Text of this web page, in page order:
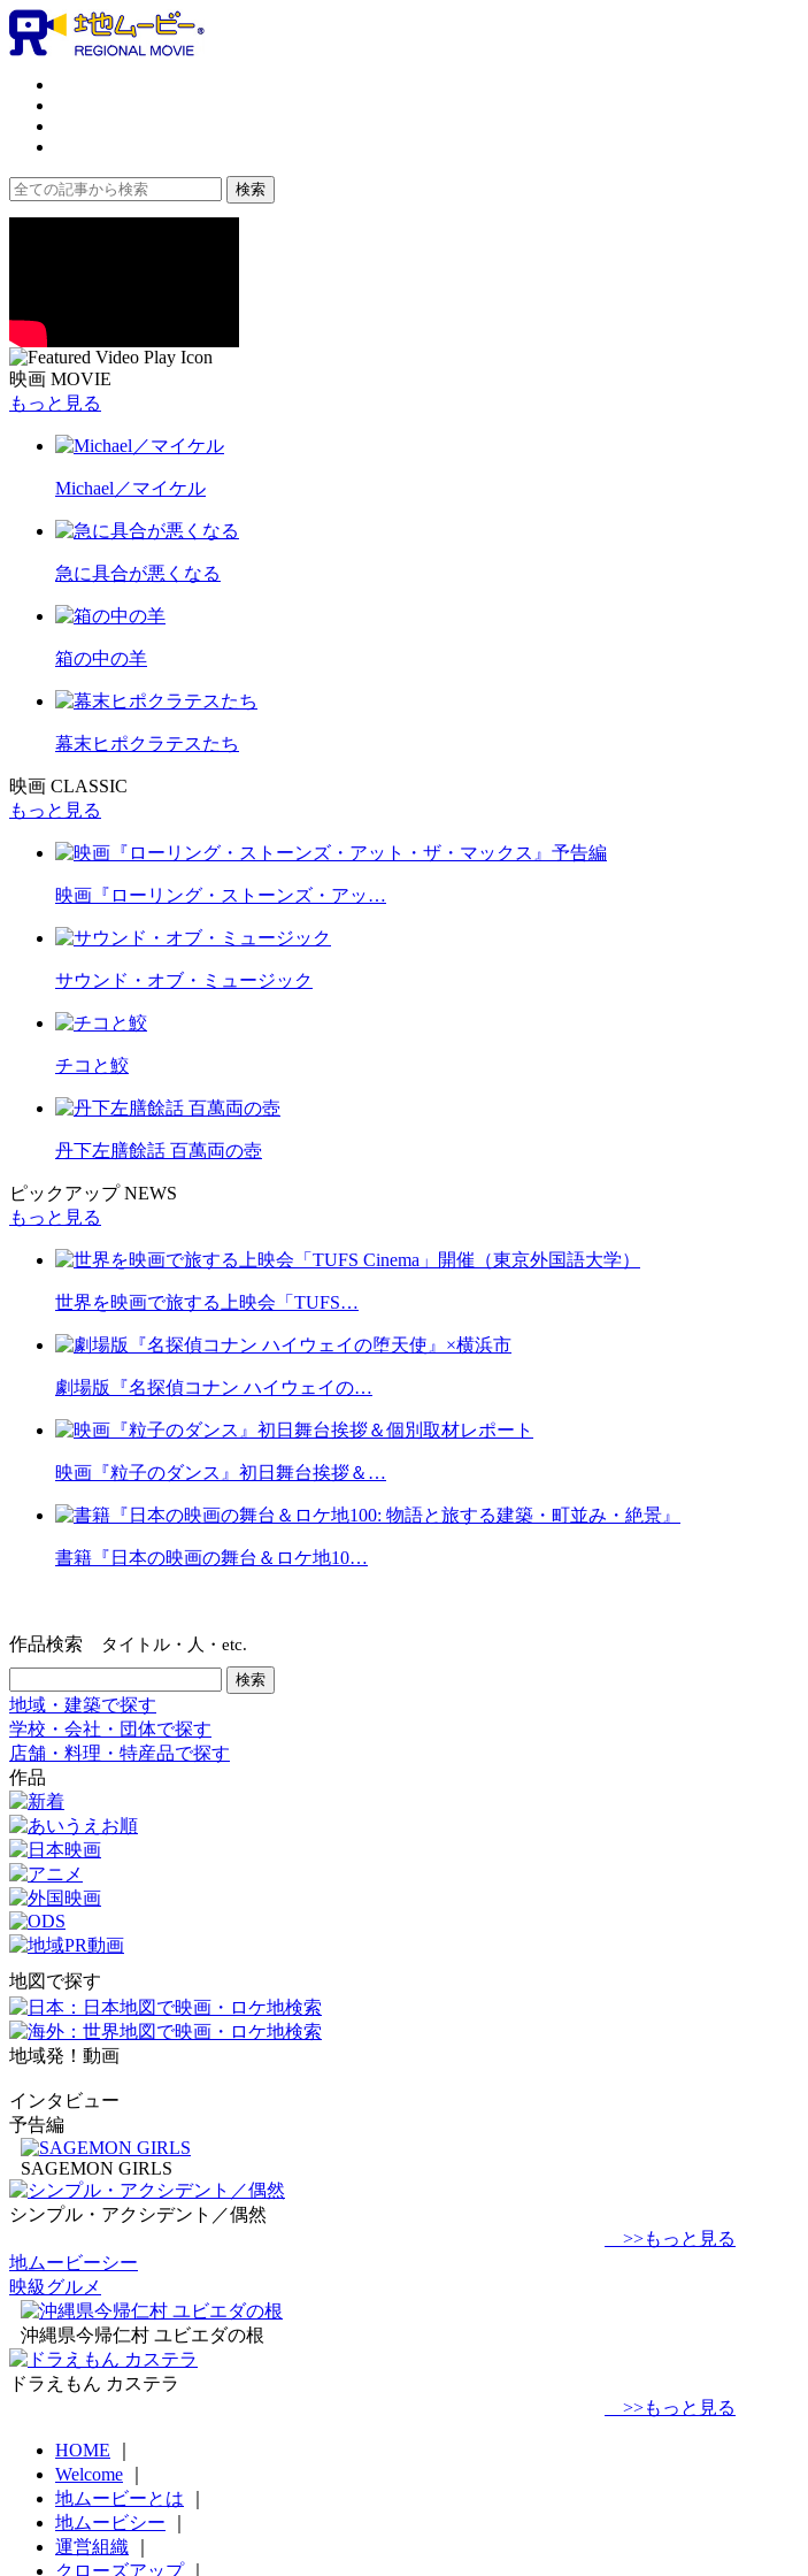
映画 MOVIE
もっと見る
Michael／マイケル
急に具合が悪くなる
箱の中の羊
幕末ヒポクラテスたち
映画 CLASSIC
もっと見る
映画『ローリング・ストーンズ・アッ…
サウンド・オブ・ミュージック
チコと鮫
丹下左膳餘話 百萬両の壺
ピックアップ NEWS
もっと見る
世界を映画で旅する上映会「TUFS…
劇場版『名探偵コナン ハイウェイの…
映画『粒子のダンス』初日舞台挨拶＆…
書籍『日本の映画の舞台＆ロケ地10…
作品検索 タイトル・人・etc.
地域・建築で探す
学校・会社・団体で探す
店舗・料理・特産品で探す
作品
地図で探す
地域発！動画
インタビュー
予告編
SAGEMON GIRLS
シンプル・アクシデント／偶然
>>もっと見る
地ムービーシー
映級グルメ
沖縄県今帰仁村 ユビエダの根
ドラえもん カステラ
>>もっと見る
HOME
Welcome
地ムービーとは
地ムービシー
運営組織
クローズアップ｜